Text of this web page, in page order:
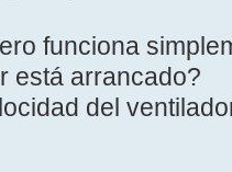
funciona
está arrancado?
del